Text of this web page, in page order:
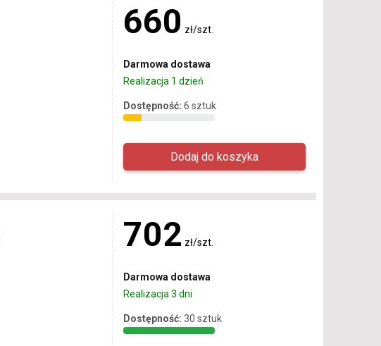
660 zł/szt.
Darmowa dostawa
Realizacja 1 dzień
Dostępność: 6 sztuk
702 zł/szt.
Darmowa dostawa
Realizacja 3 dni
Dostępność: 30 sztuk